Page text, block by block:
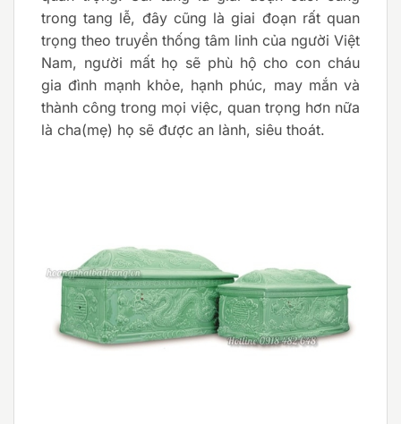
trong tang lễ, đây cũng là giai đoạn rất quan
trọng theo truyền thống tâm linh của người Việt
Nam, người mất họ sẽ phù hộ cho con cháu
gia đình mạnh khỏe, hạnh phúc, may mắn và
thành công trong mọi việc, quan trọng hơn nữa
là cha(mẹ) họ sẽ được an lành, siêu thoát.